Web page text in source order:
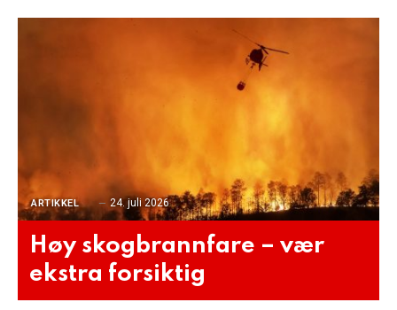
ARTIKKEL 24. juli 2026
Høy skogbrannfare – vær
ekstra forsiktig